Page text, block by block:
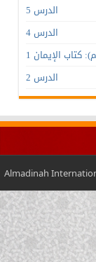
الدرس 5
الدرس 4
الدرس 2
Almadinah